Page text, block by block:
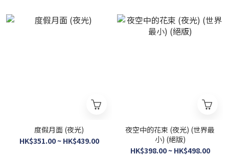
度假月面 (夜光)
HK$351.00 ~ HK$439.00
夜空中的花束 (夜光) (世界最
小) (絕版)
HK$398.00 ~ HK$498.00